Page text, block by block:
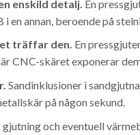
enskild detalj. En
en annan, beroende på
träffar den. En
CNC-skäret exponerar
Sandinklusioner i
på någon sekund.
och eventuell